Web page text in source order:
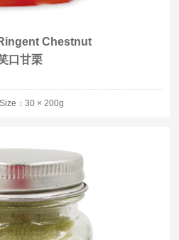
Chestnut
口甘栗
：30 × 200g